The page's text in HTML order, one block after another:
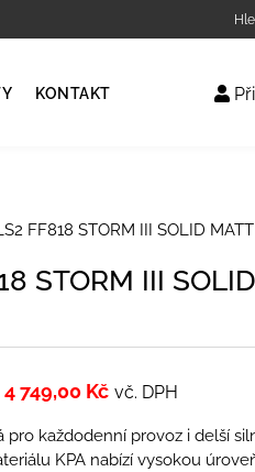
KONTAKT
FF818 STORM III SOLID
STORM III
4 749,00 Kč vč. DPH
pro každodenní provoz i delší
KPA nabízí vysokou